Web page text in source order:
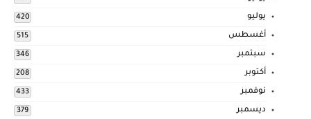
يوليو 420
أغسطس 515
سبتمبر 346
أكتوبر 208
نوفمبر 433
ديسمبر 379